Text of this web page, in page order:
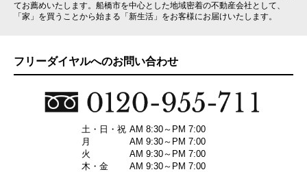
てお薦めいたします。船橋市を中心とした地域密着の不動産会社として、
「家」を買うことから始まる「新生活」をお客様にお届けいたします。
フリーダイヤルへのお問い合わせ
土・日・祝 AM 8:30～PM 7:00
月
AM 9:30～PM 7:00
火
AM 9:30～PM 7:00
木・金
AM 9:30～PM 7:00